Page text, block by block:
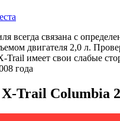
всегда связана с
двигателя 2,0 л.
имеет свои слабые
Trail Columbia